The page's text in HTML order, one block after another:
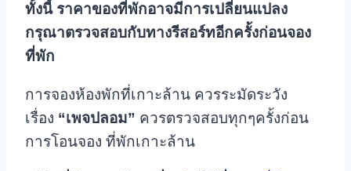
ทั้งนี้ ราคาของที่พักอาจมีการเปลี่ยนแปลง
กรุณาตรวจสอบกับทางรีสอร์ทอีกครั้งก่อนจอง
ที่พัก
การจองห้องพักที่เกาะล้าน ควรระมัดระวัง
เรื่อง “เพจปลอม” ควรตรวจสอบทุกๆครั้งก่อน
การโอนจอง ที่พักเกาะล้าน